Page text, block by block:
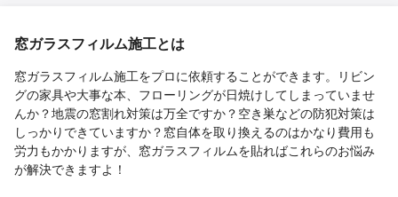
窓ガラスフィルム施工とは
窓ガラスフィルム施工をプロに依頼することができます。リビン
グの家具や大事な本、フローリングが日焼けしてしまっていませ
んか？地震の窓割れ対策は万全ですか？空き巣などの防犯対策は
しっかりできていますか？窓自体を取り換えるのはかなり費用も
労力もかかりますが、窓ガラスフィルムを貼ればこれらのお悩み
が解決できますよ！